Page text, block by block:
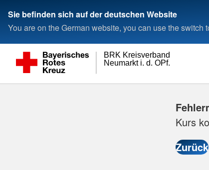
Sie befinden sich auf der deutschen Website
You are on the German website, you can use the switch
Neumarkt i. d. OPf.
BRK Kreisverband
Kurs